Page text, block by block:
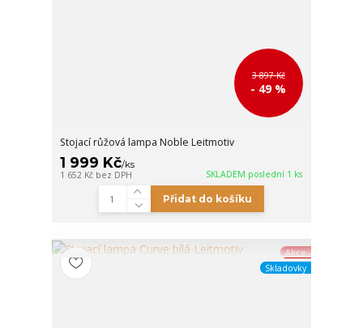
3 897 Kč
- 49 %
Stojací růžová lampa Noble Leitmotiv
1 999 Kč/ks
1 652 Kč bez DPH SKLADEM poslední 1 ks
Přidat do košíku
Akce
Skladovky